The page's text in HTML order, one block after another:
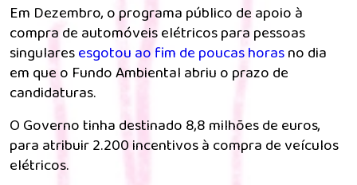
Em Dezembro, o programa público de apoio à
compra de automóveis elétricos para pessoas
singularesesgotou ao fim de poucas horasno dia
em que o Fundo Ambiental abriu o prazo de
candidaturas.
O Governo tinha destinado 8,8 milhões de euros,
para atribuir 2.200 incentivos à compra de veículos
elétricos.